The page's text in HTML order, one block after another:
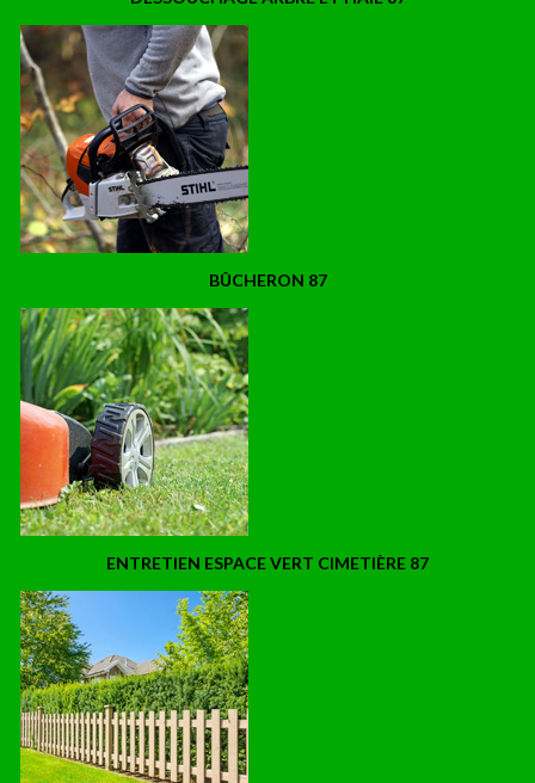
BÛCHERON 87
ENTRETIEN ESPACE VERT CIMETIÈRE 87